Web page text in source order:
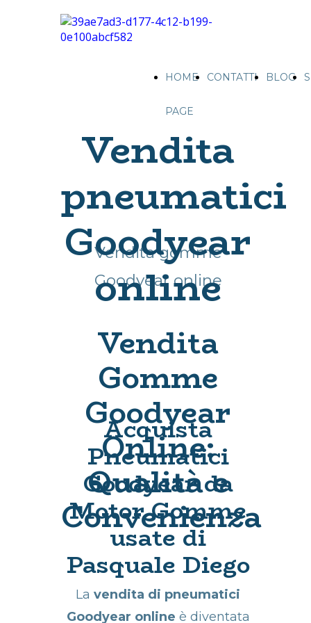
HOME
PAGE
CONTATTI BLOG
Vendita
pneumatici
Goodyear
online
Vendita gomme
Goodyear online
Vendita
Gomme
Goodyear
Online:
Qualità e
Convenienza
Acquista
Pneumatici
Goodyear da
Motor Gomme
usate di
Pasquale Diego
La vendita di pneumatici
Goodyear online è diventata